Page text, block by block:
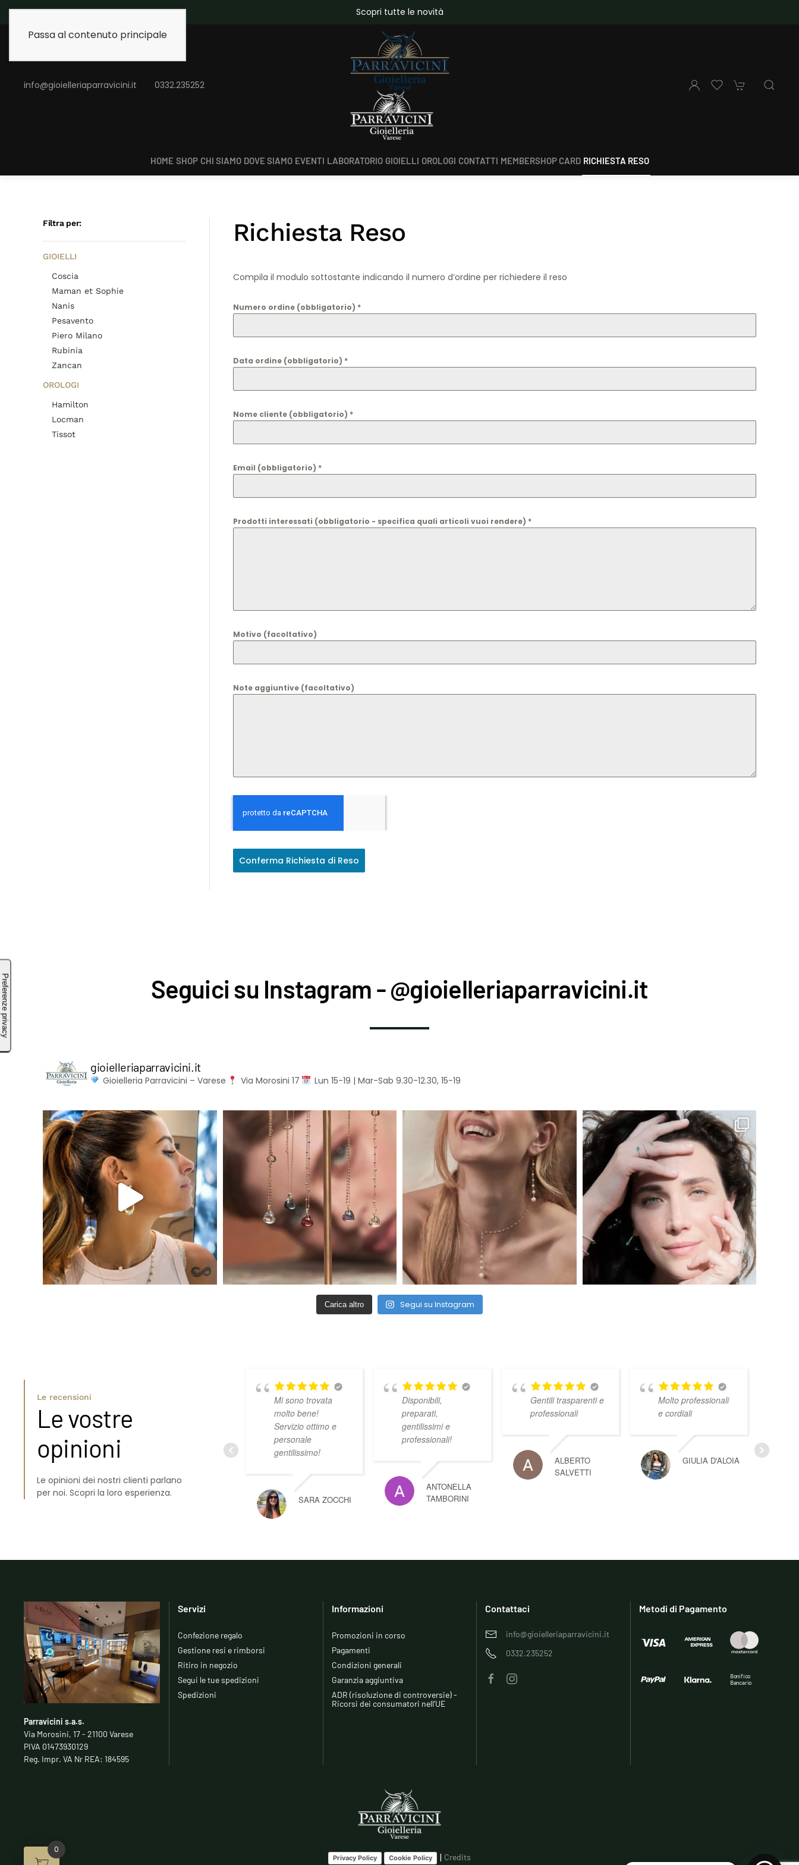
Passa al contenuto principale
Spedizione gratuita da €150,00 Scopri tutte le novità
info@gioielleriaparravicini.it 0332.235252
HOME SHOP CHI SIAMO DOVE SIAMO EVENTI LABORATORIO GIOIELLI OROLOGI CONTATTI MEMBERSHOP CARD RICHIESTA RESO
Richiesta Reso
Compila il modulo sottostante indicando il numero d’ordine per richiedere il reso
Numero ordine (obbligatorio) *
Data ordine (obbligatorio) *
Nome cliente (obbligatorio) *
Email (obbligatorio) *
Prodotti interessati (obbligatorio - specifica quali articoli vuoi rendere) *
Motivo (facoltativo)
Note aggiuntive (facoltativo)
Conferma Richiesta di Reso
Filtra per:
GIOIELLI
Coscia
Maman et Sophie
Nanis
Pesavento
Piero Milano
Rubinia
Zancan
OROLOGI
Hamilton
Locman
Tissot
Seguici su Instagram - @gioielleriaparravicini.it
gioielleriaparravicini.it
Gioielleria Parravicini – Varese Via Morosini 17 Lun 15-19 | Mar-Sab 9.30-12.30, 15-19
Carica altro Segui su Instagram
Le recensioni
Le vostre
opinioni
Le opinioni dei nostri clienti parlano
per noi. Scopri la loro esperienza.
Mi sono trovata
molto bene!
Servizio ottimo e
personale
gentilissimo!
SARA ZOCCHI
Disponibili,
preparati,
gentilissimi e
professionali!
ANTONELLA
TAMBORINI
Gentili trasparenti e
professionali
ALBERTO
SALVETTI
Molto professionali
e cordiali
GIULIA D'ALOIA
Parravicini s.a.s.
Via Morosini, 17 - 21100 Varese
PIVA 01473930129
Reg. Impr. VA Nr REA: 184595
Servizi
Confezione regalo
Gestione resi e rimborsi
Ritiro in negozio
Segui le tue spedizioni
Spedizioni
Informazioni
Promozioni in corso
Pagamenti
Condizioni generali
Garanzia aggiuntiva
ADR (risoluzione di controversie) -
Ricorsi dei consumatori nell’UE
Contattaci
info@gioielleriaparravicini.it
0332.235252
Metodi di Pagamento
Bonifico
Bancario
Privacy Policy Cookie Policy | Credits
0